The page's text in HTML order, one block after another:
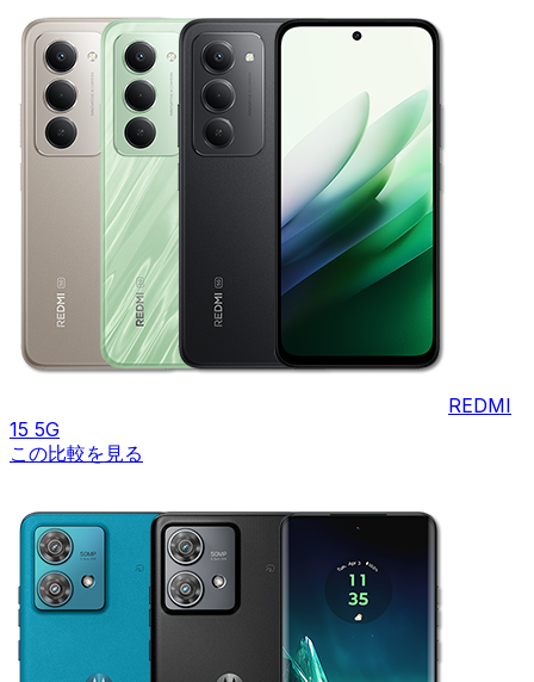
REDMI
15 5G
この比較を見る